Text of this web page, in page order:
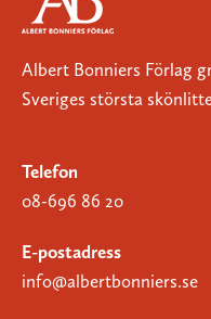
Albert Bonniers Förlag
Sveriges största
Telefon
08-696 86 20
E-postadress
info@albertbonniers.se